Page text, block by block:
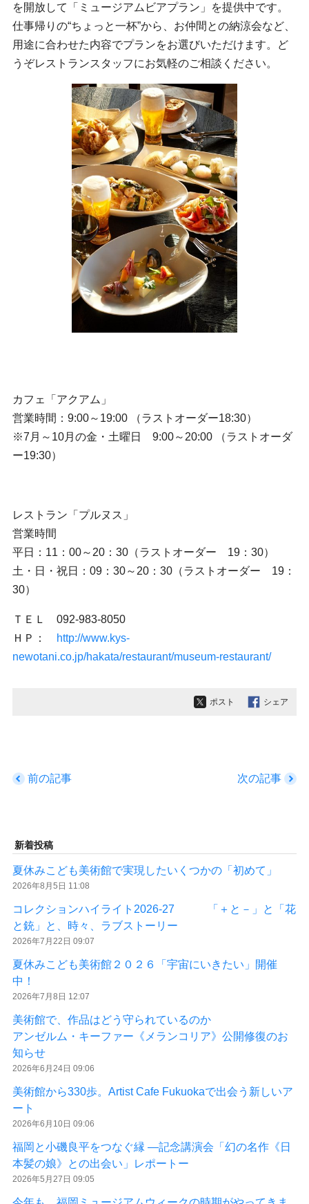
を開放して「ミュージアムビアプラン」を提供中です。
仕事帰りの“ちょっと一杯”から、お仲間との納涼会など、
用途に合わせた内容でプランをお選びいただけます。ど
うぞレストランスタッフにお気軽のご相談ください。
カフェ「アクアム」
営業時間：9:00～19:00 （ラストオーダー18:30）
※7月～10月の金・土曜日 9:00～20:00 （ラストオーダ
ー19:30）
レストラン「プルヌス」
営業時間
平日：11：00～20：30（ラストオーダー 19：30）
土・日・祝日：09：30～20：30（ラストオーダー 19：
30）
ＴＥＬ 092-983-8050
ＨＰ：
http://www.kys-
newotani.co.jp/hakata/restaurant/museum-restaurant/
ポスト シェア
前の記事 次の記事
新着投稿
夏休みこども美術館で実現したいくつかの「初めて」
2026年8月5日 11:08
コレクションハイライト2026-27 「＋と－」と「花
と銃」と、時々、ラブストーリー
2026年7月22日 09:07
夏休みこども美術館２０２６「宇宙にいきたい」開催
中！
2026年7月8日 12:07
美術館で、作品はどう守られているのか
アンゼルム・キーファー《メランコリア》公開修復のお
知らせ
2026年6月24日 09:06
美術館から330歩。Artist Cafe Fukuokaで出会う新しいア
ート
2026年6月10日 09:06
福岡と小磯良平をつなぐ縁 ―記念講演会「幻の名作《日
本髪の娘》との出会い」レポートー
2026年5月27日 09:05